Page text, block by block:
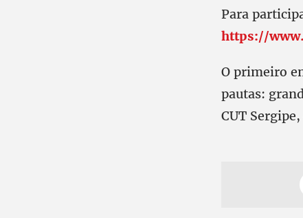
Para
https://
O primeiro
pautas:
CUT